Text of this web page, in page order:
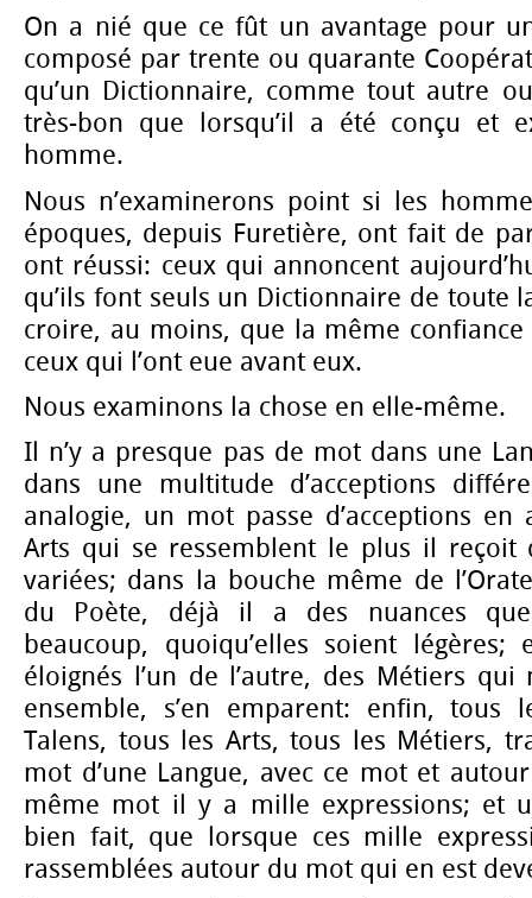
On a nié que ce fût un avantage pour
composé par trente ou quarante
qu’un Dictionnaire, comme tout autre
très-bon que lorsqu’il a été conçu et
homme.
Nous n’examinerons point si les
époques, depuis Furetière, ont fait de
ont réussi: ceux qui annoncent
qu’ils font seuls un Dictionnaire de toute
croire, au moins, que la même
ceux qui l’ont eue avant eux.
Nous examinons la chose en elle-même.
Il n’y a presque pas de mot dans une
dans une multitude d’acceptions
analogie, un mot passe d’acceptions en
Arts qui se ressemblent le plus il reçoit
variées; dans la bouche même de
du Poète, déjà il a des nuances
beaucoup, quoiqu’elles soient
éloignés l’un de l’autre, des Métiers qui
ensemble, s’en emparent: enfin, tous
Talens, tous les Arts, tous les Métiers,
mot d’une Langue, avec ce mot et
même mot il y a mille expressions; et
bien fait, que lorsque ces mille
rassemblées autour du mot qui en est